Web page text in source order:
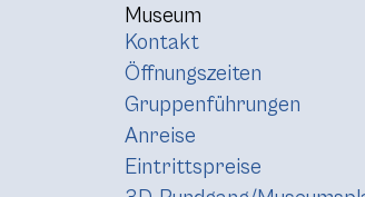
Museum
Kontakt
Öffnungszeiten
Gruppenführungen
Anreise
Eintrittspreise